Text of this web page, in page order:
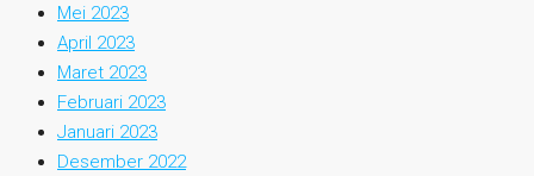
Mei 2023
April 2023
Maret 2023
Februari 2023
Januari 2023
Desember 2022